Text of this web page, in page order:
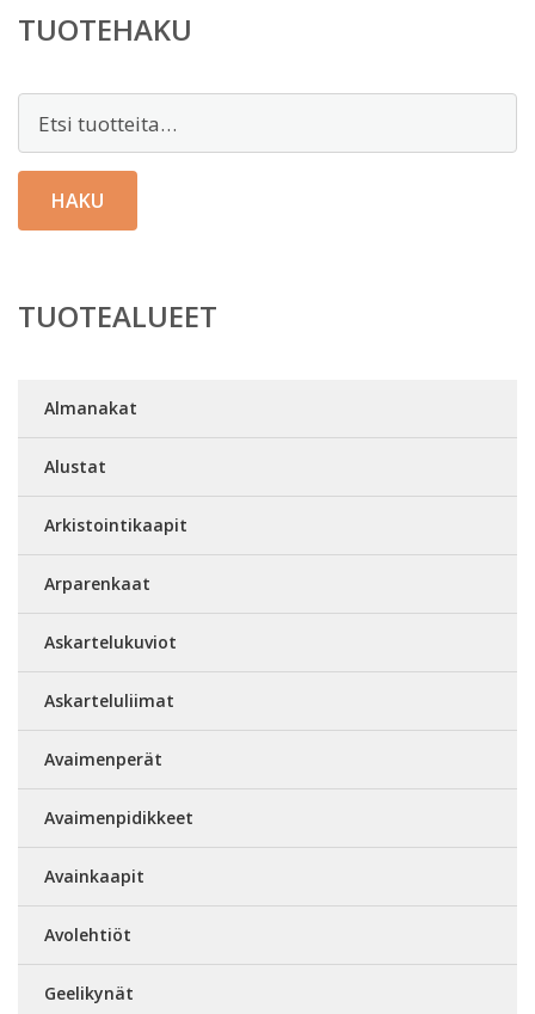
TUOTEHAKU
HAKU
TUOTEALUEET
Almanakat
Alustat
Arkistointikaapit
Arparenkaat
Askartelukuviot
Askarteluliimat
Avaimenperät
Avaimenpidikkeet
Avainkaapit
Avolehtiöt
Geelikynät